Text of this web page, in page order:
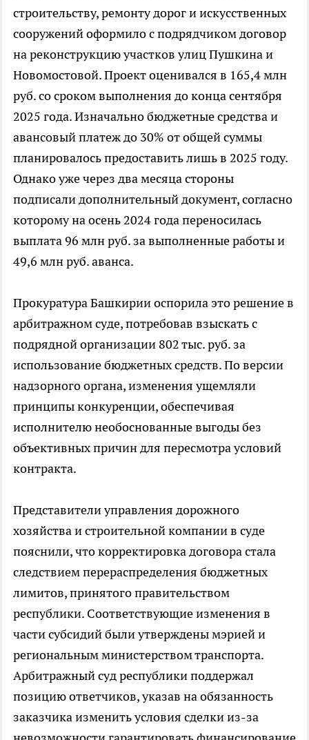
строительству, ремонту дорог и искусственных
сооружений оформило с подрядчиком договор
на реконструкцию участков улиц Пушкина и
Новомостовой. Проект оценивался в 165,4 млн
руб. со сроком выполнения до конца сентября
2025 года. Изначально бюджетные средства и
авансовый платеж до 30% от общей суммы
планировалось предоставить лишь в 2025 году.
Однако уже через два месяца стороны
подписали дополнительный документ, согласно
которому на осень 2024 года переносилась
выплата 96 млн руб. за выполненные работы и
49,6 млн руб. аванса.
Прокуратура Башкирии оспорила это решение в
арбитражном суде, потребовав взыскать с
подрядной организации 802 тыс. руб. за
использование бюджетных средств. По версии
надзорного органа, изменения ущемляли
принципы конкуренции, обеспечивая
исполнителю необоснованные выгоды без
объективных причин для пересмотра условий
контракта.
Представители управления дорожного
хозяйства и строительной компании в суде
пояснили, что корректировка договора стала
следствием перераспределения бюджетных
лимитов, принятого правительством
республики. Соответствующие изменения в
части субсидий были утверждены мэрией и
региональным министерством транспорта.
Арбитражный суд республики поддержал
позицию ответчиков, указав на обязанность
заказчика изменить условия сделки из-за